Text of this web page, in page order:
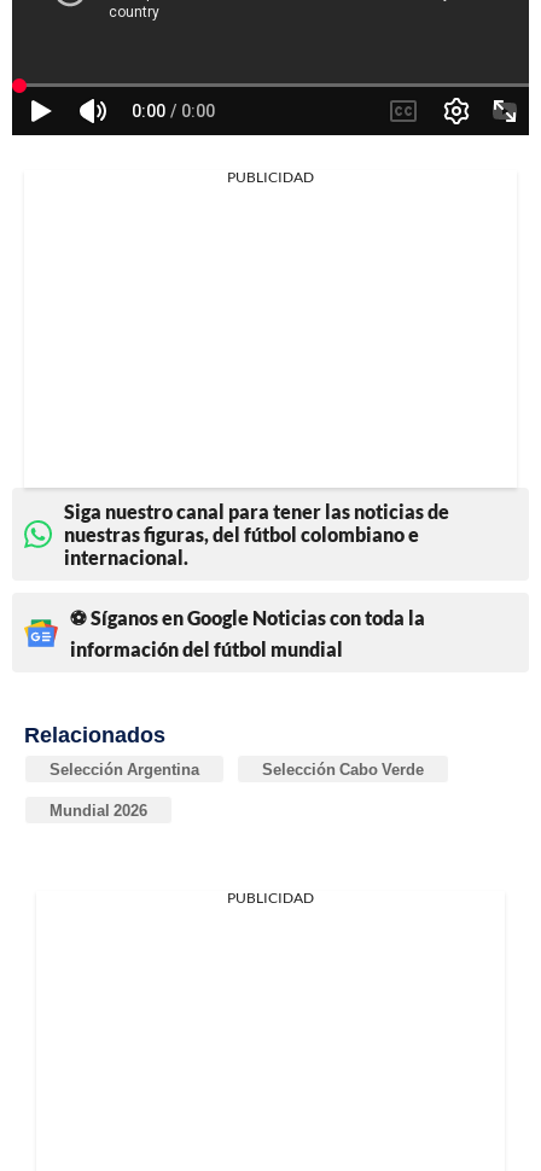
PUBLICIDAD
Siga nuestro canal para tener las noticias de
nuestras figuras, del fútbol colombiano e
internacional.
⚽ Síganos en Google Noticias con toda la
información del fútbol mundial
Relacionados
Selección Argentina Selección Cabo Verde
Mundial 2026
PUBLICIDAD